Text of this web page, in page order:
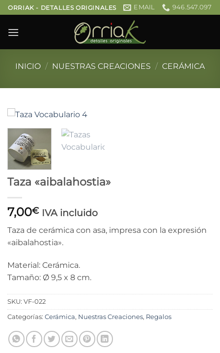
Saltar
al
contenido
ORRIAK - DETALLES ORIGINALES EMAIL 946.547.097
INICIO / NUESTRAS CREACIONES / CERÁMICA
Taza «aibalahostia»
7,00€ IVA incluido
Taza de cerámica con asa, impresa con la expresión
«aibalahostia».
Material: Cerámica.
Tamaño: Ø 9,5 x 8 cm.
SKU: VF-022
Categorías: Cerámica, Nuestras Creaciones, Regalos